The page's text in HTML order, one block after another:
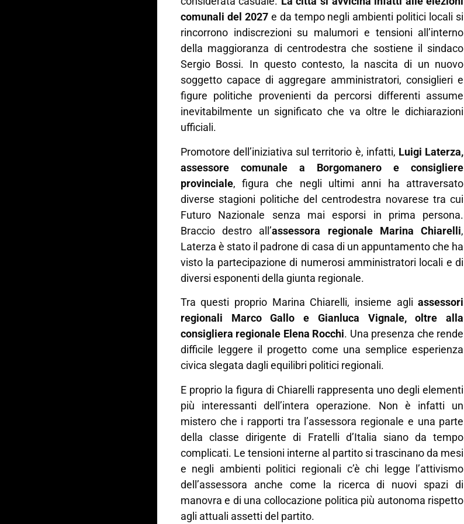
comunali del 2027e da tempo negli ambienti politici locali si
rincorrono indiscrezioni su malumori e tensioni all’interno
della maggioranza di centrodestra che sostiene il sindaco
Sergio Bossi. In questo contesto, la nascita di un nuovo
soggetto capace di aggregare amministratori, consiglieri e
figure politiche provenienti da percorsi differenti assume
inevitabilmente un significato che va oltre le dichiarazioni
ufficiali.
Promotore dell’iniziativa sul territorio è, infatti, Luigi Laterza,
assessore comunale a Borgomanero e consigliere
provinciale, figura che negli ultimi anni ha attraversato
diverse stagioni politiche del centrodestra novarese tra cui
Futuro Nazionale senza mai esporsi in prima persona.
Braccio destro all’assessora regionale Marina Chiarelli,
Laterza è stato il padrone di casa di un appuntamento che ha
visto la partecipazione di numerosi amministratori locali e di
diversi esponenti della giunta regionale.
Tra questi proprio Marina Chiarelli, insieme agliassessori
regionali Marco Gallo e Gianluca Vignale, oltre alla
consigliera regionale Elena Rocchi. Una presenza che rende
difficile leggere il progetto come una semplice esperienza
civica slegata dagli equilibri politici regionali.
E proprio la figura di Chiarelli rappresenta uno degli elementi
più interessanti dell’intera operazione. Non è infatti un
mistero che i rapporti tra l’assessora regionale e una parte
della classe dirigente di Fratelli d’Italia siano da tempo
complicati. Le tensioni interne al partito si trascinano da mesi
e negli ambienti politici regionali c’è chi legge l’attivismo
dell’assessora anche come la ricerca di nuovi spazi di
manovra e di una collocazione politica più autonoma rispetto
agli attuali assetti del partito.